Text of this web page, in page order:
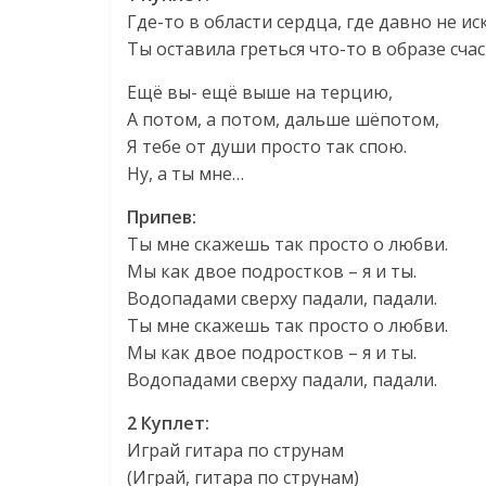
Где-то в области сердца, где давно не
Ты оставила греться что-то в образе
Ещё вы- ещё выше на терцию,
А потом, а потом, дальше шёпотом,
Я тебе от души просто так спою.
Ну, а ты мне…
Припев:
Ты мне скажешь так просто о любви.
Мы как двое подростков – я и ты.
Водопадами сверху падали, падали.
Ты мне скажешь так просто о любви.
Мы как двое подростков – я и ты.
Водопадами сверху падали, падали.
2 Куплет:
Играй гитара по струнам
(Играй, гитара по струнам)